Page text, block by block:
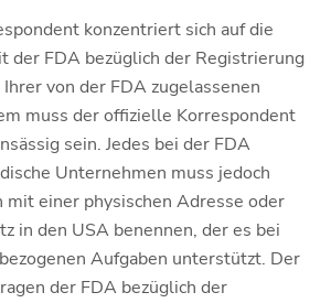
konzentriert sich auf die
der FDA bezüglich der Registrierung
von der FDA zugelassenen
muss der offizielle Korrespondent
sein. Jedes bei der FDA
Unternehmen muss jedoch
einer physischen Adresse oder
in den USA benennen, der es bei
Aufgaben unterstützt. Der
der FDA bezüglich der